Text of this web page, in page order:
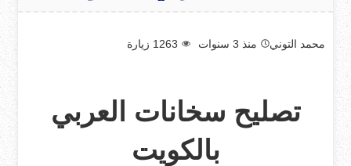
محمد التوني منذ 3 سنوات 1263 زيارة
تصليح سخانات العربي
بالكويت